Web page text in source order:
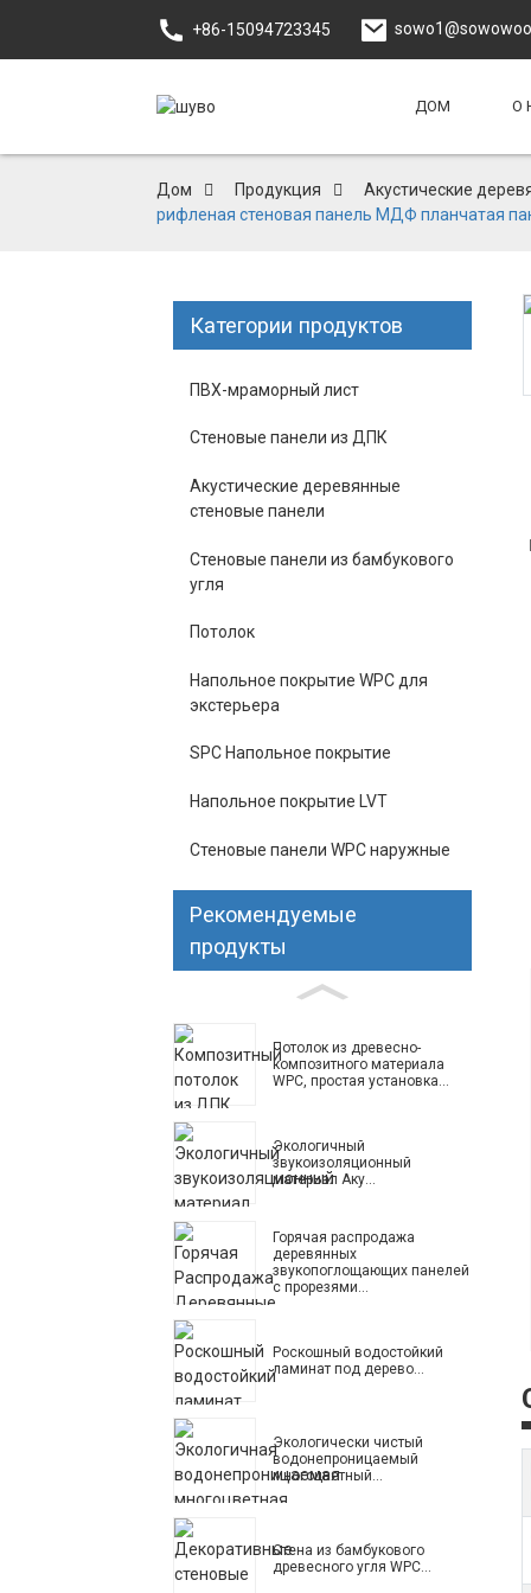
+86-15094723345
ДОМ О
Дом Продукция Акустические
рифленая стеновая панель МДФ планчатая
Категории продуктов
ПВХ-мраморный лист
Стеновые панели из ДПК
Акустические деревянные
стеновые панели
Стеновые панели из бамбукового
угля
Потолок
Напольное покрытие WPC для
экстерьера
SPC Напольное покрытие
Напольное покрытие LVT
Стеновые панели WPC наружные
Рекомендуемые
продукты
Потолок из древесно-
композитного материала
WPC, простая установка...
Экологичный
звукоизоляционный
материал Аку...
Горячая распродажа
деревянных
звукопоглощающих панелей
с прорезями...
Роскошный водостойкий
ламинат под дерево...
Экологически чистый
водонепроницаемый
многоцветный...
Стена из бамбукового
древесного угля WPC...
Loading...
Loading...